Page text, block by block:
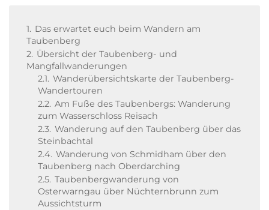
1. Das erwartet euch beim Wandern am
Taubenberg
2. Übersicht der Taubenberg- und
Mangfallwanderungen
2.1. Wanderübersichtskarte der Taubenberg-
Wandertouren
2.2. Am Fuße des Taubenbergs: Wanderung
zum Wasserschloss Reisach
2.3. Wanderung auf den Taubenberg über das
Steinbachtal
2.4. Wanderung von Schmidham über den
Taubenberg nach Oberdarching
2.5. Taubenbergwanderung von
Osterwarngau über Nüchternbrunn zum
Aussichtsturm